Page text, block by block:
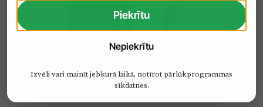
Piekrītu
Nepiekrītu
Izvēli vari mainīt jebkurā laikā, notīrot pārlūkprogrammas
sīkdatnes.